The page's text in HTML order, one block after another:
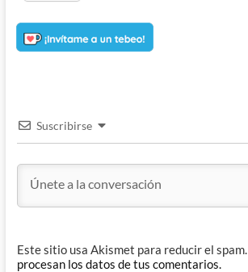
Suscribirse
Este sitio usa Akismet para reducir el spam.
procesan los datos de tus comentarios.